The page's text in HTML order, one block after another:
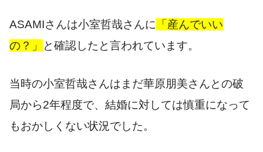
ASAMIさんは小室哲哉さんに 「産んでいい
の？」
と確認したと言われています。
当時の小室哲哉さんはまだ華原朋美さんとの破
局から2年程度で、結婚に対しては慎重になって
もおかしくない状況でした。